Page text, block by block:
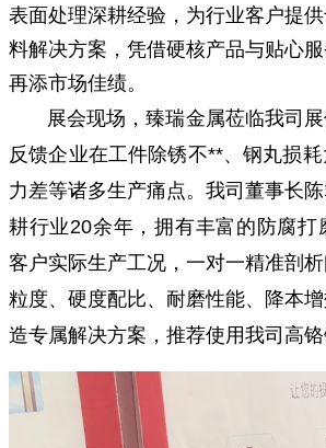
表面处理深耕经验，为行业客户提
料解决方案，凭借硬核产品与贴心服
再添市场佳绩。
展会现场，臻瑞金属莅临我司展
反馈企业在工件除锈不**、钢丸损
力差等诸多生产痛点。我司董事长
耕行业20余年，拥有丰富的防腐打
客户实际生产工况，一对一精准剖
粒度、硬度配比、耐磨性能、降本
造专属解决方案，推荐使用我司高铬